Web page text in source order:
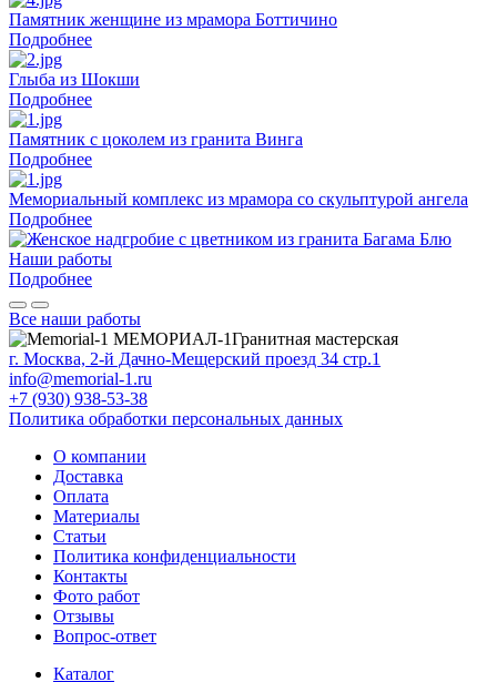
Памятник женщине из мрамора Боттичино
Подробнее
Глыба из Шокши
Подробнее
Памятник с цоколем из гранита Винга
Подробнее
Мемориальный комплекс из мрамора со скульптурой ангела
Подробнее
Наши работы
Подробнее
Все наши работы
МЕМОРИАЛ-1Гранитная мастерская
г. Москва, 2-й Дачно-Мещерский проезд 34 стр.1
info@memorial-1.ru
+7 (930) 938-53-38
Политика обработки персональных данных
О компании
Доставка
Оплата
Материалы
Статьи
Политика конфиденциальности
Контакты
Фото работ
Отзывы
Вопрос-ответ
Каталог